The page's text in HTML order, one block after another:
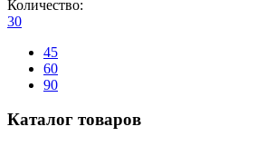
Количество:
30
45
60
90
Каталог товаров